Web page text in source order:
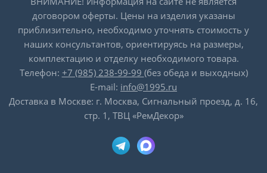
договором оферты. Цены на изделия указаны
приблизительно, необходимо уточнять стоимость у
наших консультантов, ориентируясь на размеры,
комплектацию и отделку необходимого товара.
Телефон: +7 (985) 238-99-99 (без обеда и выходных)
E-mail: info@1995.ru
Доставка в Москве: г. Москва, Сигнальный проезд, д. 16,
стр. 1, ТВЦ «РемДекор»